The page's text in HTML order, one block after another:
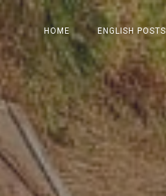
HOME ENGLISH POSTS